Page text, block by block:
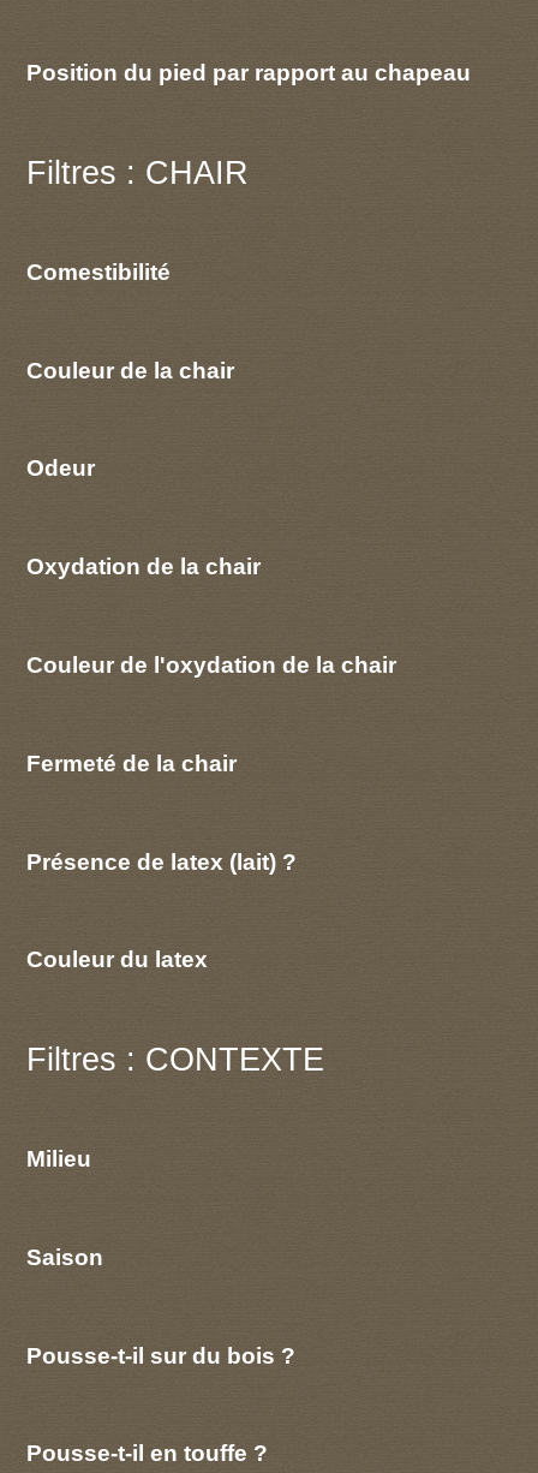
Position du pied par rapport au chapeau
Filtres : CHAIR
Comestibilité
Couleur de la chair
Odeur
Oxydation de la chair
Couleur de l'oxydation de la chair
Fermeté de la chair
Présence de latex (lait) ?
Couleur du latex
Filtres : CONTEXTE
Milieu
Saison
Pousse-t-il sur du bois ?
Pousse-t-il en touffe ?